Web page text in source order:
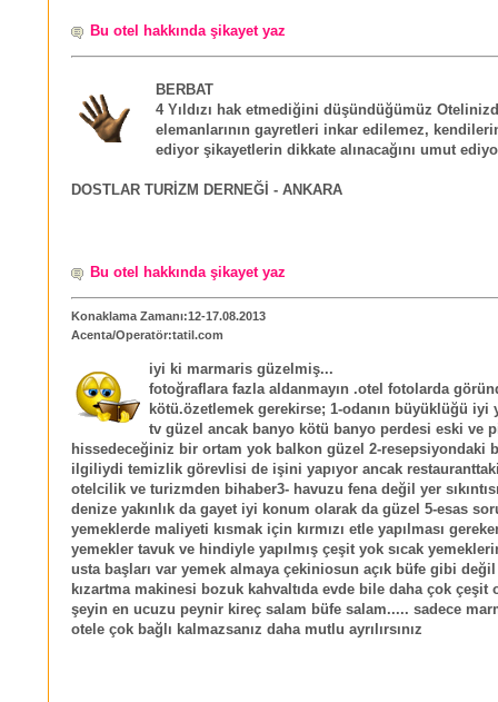
Bu otel hakkında şikayet yaz
BERBAT
4 Yıldızı hak etmediğini düşündüğümüz
elemanlarının gayretleri inkar edilemez,
ediyor şikayetlerin dikkate alınacağını umut
DOSTLAR TURİZM DERNEĞİ - ANKARA
Bu otel hakkında şikayet yaz
Konaklama Zamanı:12-17.08.2013
Acenta/Operatör:tatil.com
iyi ki marmaris güzelmiş...
fotoğraflara fazla aldanmayın .otel fotolarda
kötü.özetlemek gerekirse; 1-odanın büyüklüğü iyi
tv güzel ancak banyo kötü banyo perdesi eski ve
hissedeceğiniz bir ortam yok balkon güzel 2-resepsiyondaki
ilgiliydi temizlik görevlisi de işini yapıyor ancak
otelcilik ve turizmden bihaber3- havuzu fena değil yer
denize yakınlık da gayet iyi konum olarak da güzel 5-esas
yemeklerde maliyeti kısmak için kırmızı etle yapılması
yemekler tavuk ve hindiyle yapılmış çeşit yok sıcak
usta başları var yemek almaya çekiniosun açık büfe gibi
kızartma makinesi bozuk kahvaltıda evde bile daha çok çeşit
şeyin en ucuzu peynir kireç salam büfe salam..... sadece
otele çok bağlı kalmazsanız daha mutlu ayrılırsınız